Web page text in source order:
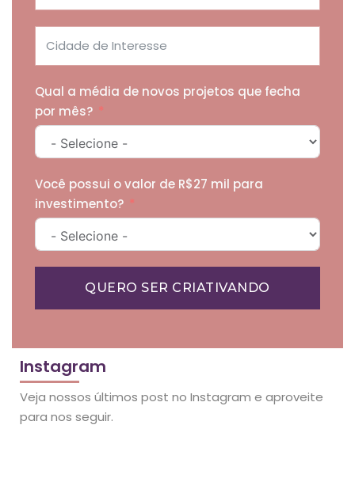
Qual a média de novos projetos que fecha
por mês?
Você possui o valor de R$27 mil para
investimento?
QUERO SER CRIATIVANDO
Instagram
Veja nossos últimos post no Instagram e aproveite
para nos seguir.